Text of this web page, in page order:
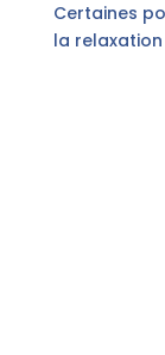
Certaines
la